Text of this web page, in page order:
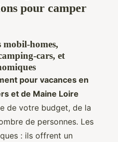
pour camper
mobil-homes,
cars, et
pour vacances en
et de Maine Loire
de votre budget, de la
de personnes. Les
: ils offrent un